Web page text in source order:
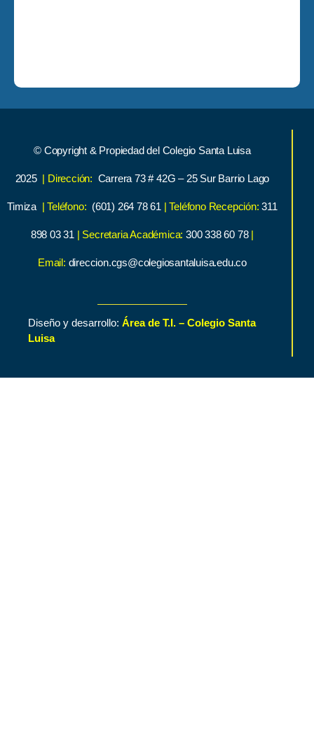
© Copyright & Propiedad del Colegio Santa Luisa
2025 | Dirección: Carrera 73 # 42G – 25 Sur Barrio Lago
Timiza | Teléfono: (601) 264 78 61 | Teléfono Recepción: 311
898 03 31 | Secretaria Académica:300 338 60 78 |
Email: direccion.cgs@colegiosantaluisa.edu.co
Diseño y desarrollo: Área de T.I. – Colegio Santa
Luisa